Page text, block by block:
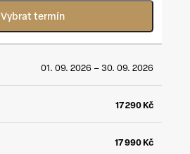
Vybrat termín
01. 09. 2026 – 30. 09. 2026
17 290 Kč
17 990 Kč